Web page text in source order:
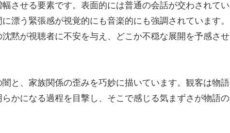
させる要素です。表面的には普通の会話が交わされてい
漂う緊張感が視覚的にも音楽的にも強調されています。
黙が視聴者に不安を与え、どこか不穏な展開を予感させ
と、家族関係の歪みを巧妙に描いています。観客は物語
かになる過程を目撃し、そこで感じる気まずさが物語の